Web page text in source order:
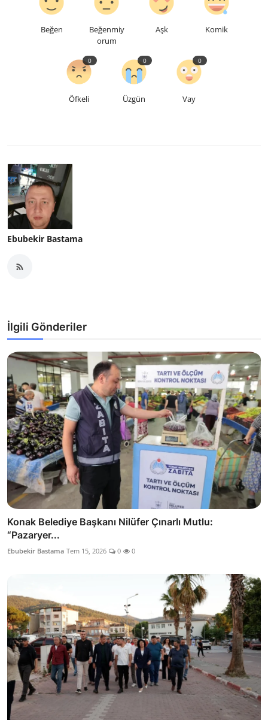
Beğen
Beğenmiy
orum
Aşk Komik
Öfkeli
0
Üzgün
0
Vay
0
Ebubekir Bastama
İlgili Gönderiler
Konak Belediye Başkanı Nilüfer Çınarlı Mutlu:
“Pazaryer...
Ebubekir Bastama Tem 15, 2026 0 0